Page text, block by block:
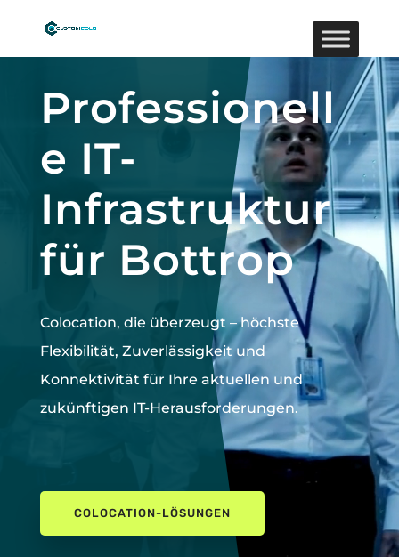
Professionell
e IT-
Infrastruktur
für Bottrop
Colocation, die überzeugt –höchste
Flexibilität, Zuverlässigkeit und
Konnektivität für Ihre aktuellen und
zukünftigen IT-Herausforderungen.
COLOCATION-LÖSUNGEN